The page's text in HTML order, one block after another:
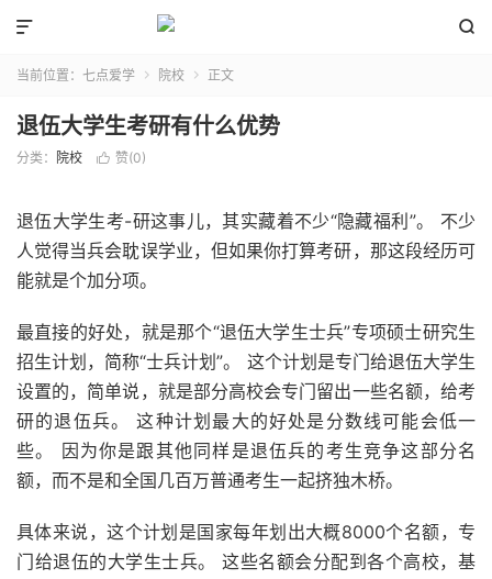


当前位置： 七点爱学  院校  正文
退伍大学生考研有什么优势
分类： 院校  赞(0)
退伍大学生考-研这事儿，其实藏着不少“隐藏福利”。 不少
人觉得当兵会耽误学业，但如果你打算考研，那这段经历可
能就是个加分项。
最直接的好处，就是那个“退伍大学生士兵”专项硕士研究生
招生计划，简称“士兵计划”。 这个计划是专门给退伍大学生
设置的，简单说，就是部分高校会专门留出一些名额，给考
研的退伍兵。 这种计划最大的好处是分数线可能会低一
些。 因为你是跟其他同样是退伍兵的考生竞争这部分名
额，而不是和全国几百万普通考生一起挤独木桥。
具体来说，这个计划是国家每年划出大概8000个名额，专
门给退伍的大学生士兵。 这些名额会分配到各个高校，基